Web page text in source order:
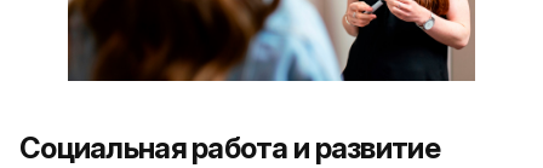
Социальная работа и развитие